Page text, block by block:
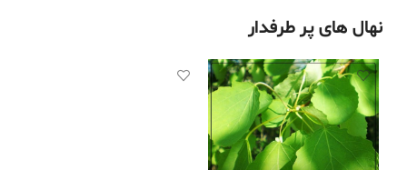
نهال های پر طرفدار